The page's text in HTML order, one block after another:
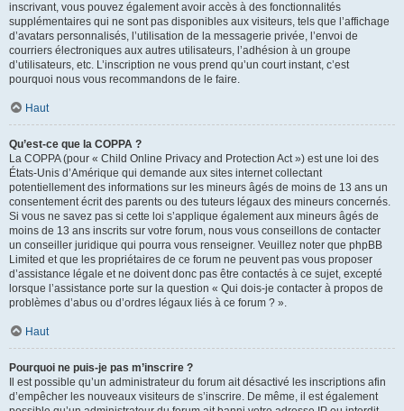
inscrivant, vous pouvez également avoir accès à des fonctionnalités
supplémentaires qui ne sont pas disponibles aux visiteurs, tels que l’affichage
d’avatars personnalisés, l’utilisation de la messagerie privée, l’envoi de
courriers électroniques aux autres utilisateurs, l’adhésion à un groupe
d’utilisateurs, etc. L’inscription ne vous prend qu’un court instant, c’est
pourquoi nous vous recommandons de le faire.
Haut
Qu’est-ce que la COPPA ?
La COPPA (pour « Child Online Privacy and Protection Act ») est une loi des
États-Unis d’Amérique qui demande aux sites internet collectant
potentiellement des informations sur les mineurs âgés de moins de 13 ans un
consentement écrit des parents ou des tuteurs légaux des mineurs concernés.
Si vous ne savez pas si cette loi s’applique également aux mineurs âgés de
moins de 13 ans inscrits sur votre forum, nous vous conseillons de contacter
un conseiller juridique qui pourra vous renseigner. Veuillez noter que phpBB
Limited et que les propriétaires de ce forum ne peuvent pas vous proposer
d’assistance légale et ne doivent donc pas être contactés à ce sujet, excepté
lorsque l’assistance porte sur la question « Qui dois-je contacter à propos de
problèmes d’abus ou d’ordres légaux liés à ce forum ? ».
Haut
Pourquoi ne puis-je pas m’inscrire ?
Il est possible qu’un administrateur du forum ait désactivé les inscriptions afin
d’empêcher les nouveaux visiteurs de s’inscrire. De même, il est également